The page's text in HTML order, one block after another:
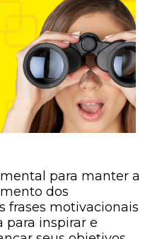
para manter a
dos
frases motivacionais
para inspirar e